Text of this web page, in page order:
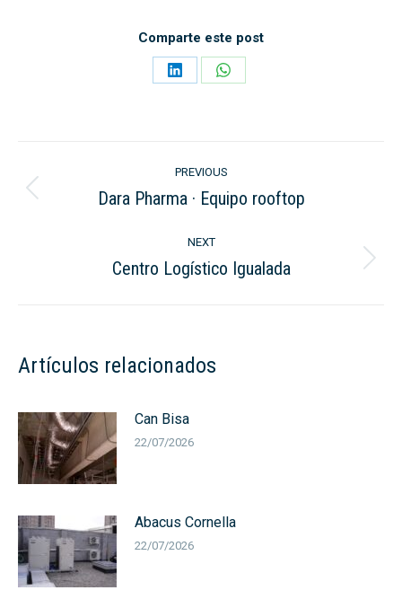
Comparte este post
Share
Share
navigation
PREVIOUS
Previous
Dara Pharma · Equipo rooftop
NEXT
Next
Centro Logístico Igualada
Artículos relacionados
Can Bisa
22/07/2026
Abacus Cornella
22/07/2026